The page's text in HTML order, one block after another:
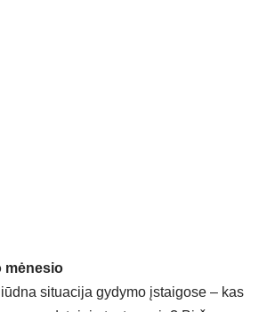
mėnesio
situacija gydymo įstaigose – kas